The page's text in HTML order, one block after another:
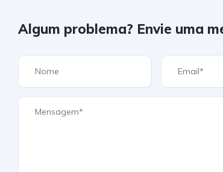
Algum problema? Envie uma